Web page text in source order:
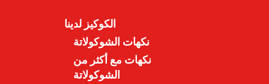
الكوكيز لدينا
نكهات الشوكولاتة
نكهات مع أكثر من
الشوكولاتة